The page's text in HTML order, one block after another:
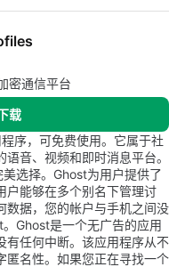
密通信平台
载
序，可免费使用。它属于社
音、视频和即时消息平台。
选择。Ghost为用户提供了
户能够在多个别名下管理讨
数据，您的帐户与手机之间没
Ghost是一个无广告的应用
有任何中断。该应用程序从不
匿名性。如果您正在寻找一个